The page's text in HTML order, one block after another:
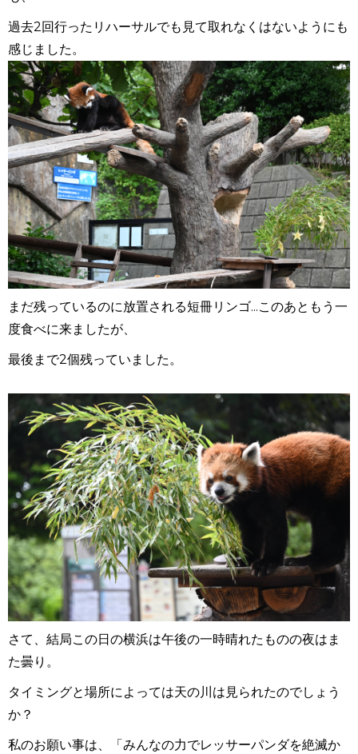
過去2回行ったリハーサルでも見て取れなくはないようにも
感じました。
まだ残っているのに放置される短冊リンゴ...このあともう一
度食べに来ましたが、
最後まで2個残っていました。
さて、結局この日の横浜は午後の一時晴れたものの夜はま
た曇り。
タイミングと場所によっては天の川は見られたのでしょう
か？
私のお願い事は、「みんなの力でレッサーパンダを絶滅か